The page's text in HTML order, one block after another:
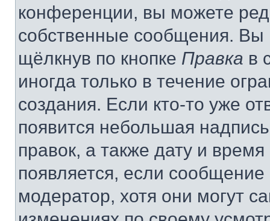
конференции, вы можете
собственные сообщения. Вы
щёлкнув по кнопке Правка в
иногда только в течение
создания. Если кто-то уже
появится небольшая
правок, а также дату и
появляется, если
модератор, хотя они могут